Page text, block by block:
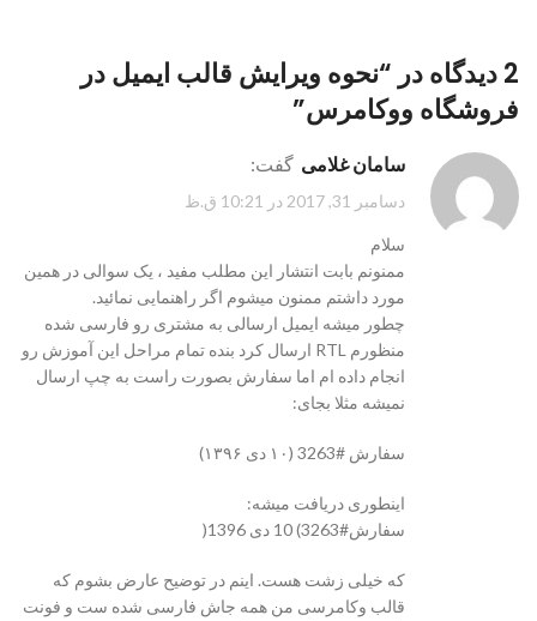
2 دیدگاه در “
نحوه ویرایش قالب ایمیل در
فروشگاه ووکامرس”
سامان غلامی گفت:
دسامبر 31, 2017 در 10:21 ق.ظ
سلام
ممنونم بابت انتشار این مطلب مفید ، یک سوالی در همین
مورد داشتم ممنون میشوم اگر راهنمایی نمائید.
چطور میشه ایمیل ارسالی به مشتری رو فارسی شده
منظورم RTL ارسال کرد بنده تمام مراحل این آموزش رو
انجام داده ام اما سفارش بصورت راست به چپ ارسال
نمیشه مثلا بجای:
سفارش #3263 (۱۰ دی ۱۳۹۶)
اینطوری دریافت میشه:
سفارش#3263) 10 دی 1396(
که خیلی زشت هست. اینم در توضیح عارض بشوم که
قالب وکامرسی من همه جاش فارسی شده ست و فونت